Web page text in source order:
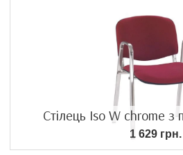
Стілець Iso W chrome з
1 629 грн.